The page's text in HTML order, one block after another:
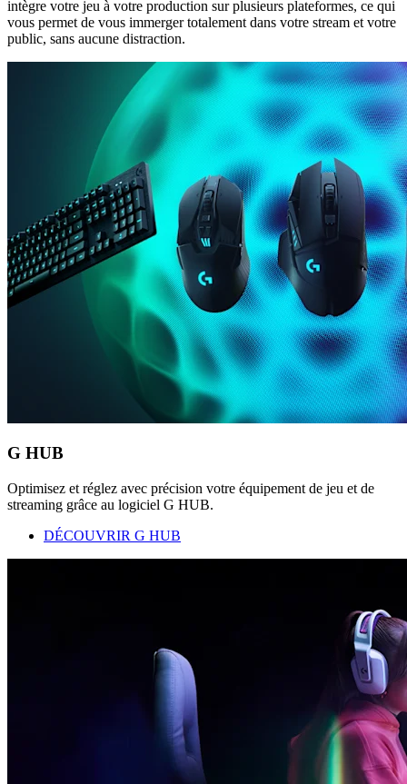
intègre votre jeu à votre production sur plusieurs plateformes, ce qui
vous permet de vous immerger totalement dans votre stream et votre
public, sans aucune distraction.
G HUB
Optimisez et réglez avec précision votre équipement de jeu et de
streaming grâce au logiciel G HUB.
DÉCOUVRIR G HUB